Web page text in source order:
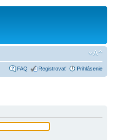
FAQ Registrovať Prihlásenie